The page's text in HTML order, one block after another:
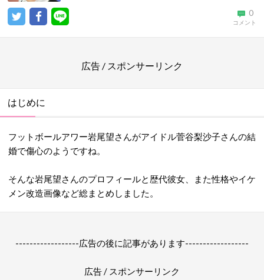
0
コメント
広告 / スポンサーリンク
はじめに
フットボールアワー岩尾望さんがアイドル菅谷梨沙子さんの結
婚で傷心のようですね。
そんな岩尾望さんのプロフィールと歴代彼女、また性格やイケ
メン改造画像など総まとめしました。
------------------広告の後に記事があります------------------
広告 / スポンサーリンク